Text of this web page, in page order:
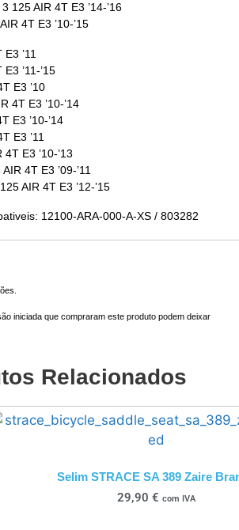
125 AIR 4T E3 ’14-’16
4T E3 ’10-’15
’11
’11-’15
E3 ’10
4T E3 ’10-’14
E3 ’10-’14
E3 ’11
E3 ’10-’13
4T E3 ’09-’11
AIR 4T E3 ’12-’15
12100-ARA-000-A-XS / 803282
iniciada que compraram este produto podem deixar
Relacionados
Selim STRACE SA 389 Zaire
29,90 € com IVA